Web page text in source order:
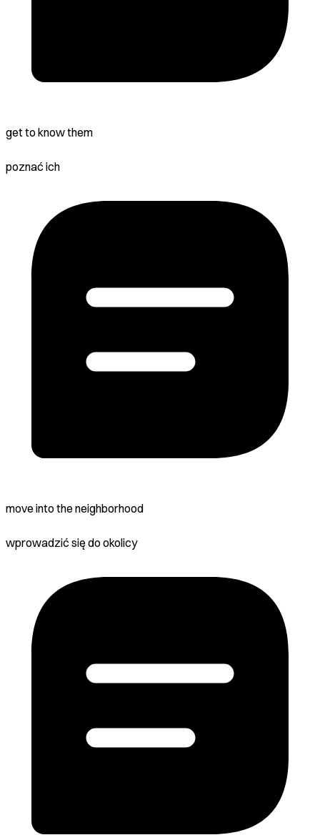
get to know them
poznać ich
move into the neighborhood
wprowadzić się do okolicy